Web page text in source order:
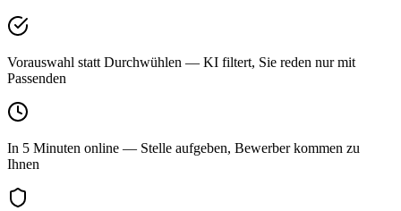
Vorauswahl statt Durchwühlen — KI filtert, Sie reden nur mit
Passenden
In 5 Minuten online — Stelle aufgeben, Bewerber kommen zu
Ihnen